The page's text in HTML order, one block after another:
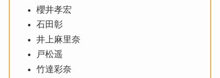
櫻井孝宏
石田彰
井上麻里奈
戸松遥
竹達彩奈